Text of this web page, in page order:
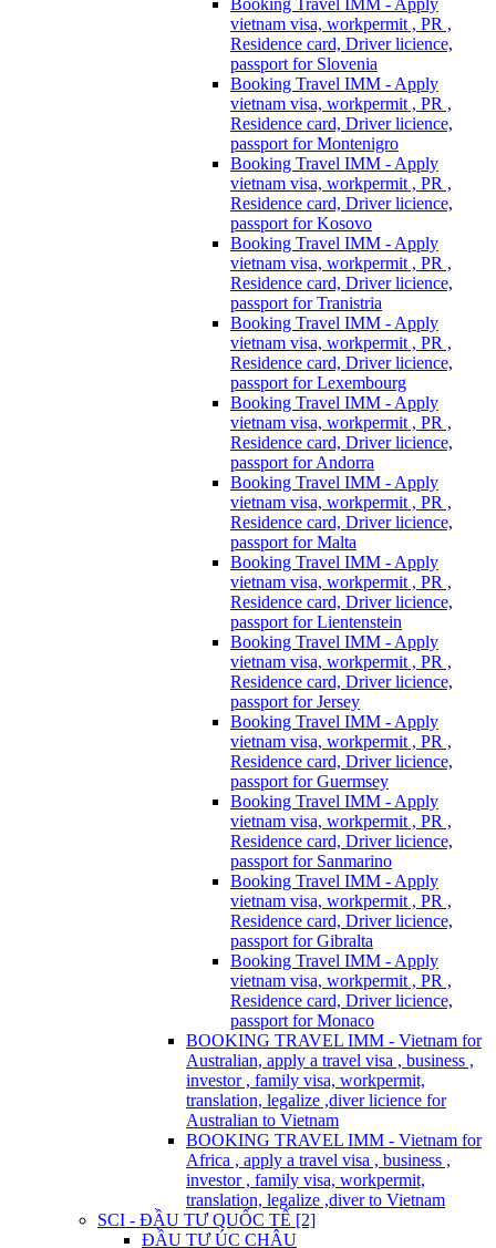
Booking Travel IMM - Apply
vietnam visa, workpermit , PR ,
Residence card, Driver licience,
passport for Slovenia
Booking Travel IMM - Apply
vietnam visa, workpermit , PR ,
Residence card, Driver licience,
passport for Montenigro
Booking Travel IMM - Apply
vietnam visa, workpermit , PR ,
Residence card, Driver licience,
passport for Kosovo
Booking Travel IMM - Apply
vietnam visa, workpermit , PR ,
Residence card, Driver licience,
passport for Tranistria
Booking Travel IMM - Apply
vietnam visa, workpermit , PR ,
Residence card, Driver licience,
passport for Lexembourg
Booking Travel IMM - Apply
vietnam visa, workpermit , PR ,
Residence card, Driver licience,
passport for Andorra
Booking Travel IMM - Apply
vietnam visa, workpermit , PR ,
Residence card, Driver licience,
passport for Malta
Booking Travel IMM - Apply
vietnam visa, workpermit , PR ,
Residence card, Driver licience,
passport for Lientenstein
Booking Travel IMM - Apply
vietnam visa, workpermit , PR ,
Residence card, Driver licience,
passport for Jersey
Booking Travel IMM - Apply
vietnam visa, workpermit , PR ,
Residence card, Driver licience,
passport for Guermsey
Booking Travel IMM - Apply
vietnam visa, workpermit , PR ,
Residence card, Driver licience,
passport for Sanmarino
Booking Travel IMM - Apply
vietnam visa, workpermit , PR ,
Residence card, Driver licience,
passport for Gibralta
Booking Travel IMM - Apply
vietnam visa, workpermit , PR ,
Residence card, Driver licience,
passport for Monaco
BOOKING TRAVEL IMM - Vietnam for
Australian, apply a travel visa , business ,
investor , family visa, workpermit,
translation, legalize ,diver licience for
Australian to Vietnam
BOOKING TRAVEL IMM - Vietnam for
Africa , apply a travel visa , business ,
investor , family visa, workpermit,
translation, legalize ,diver to Vietnam
SCI - ĐẦU TƯ QUỐC TẾ [2]
ĐẦU TƯ ÚC CHÂU